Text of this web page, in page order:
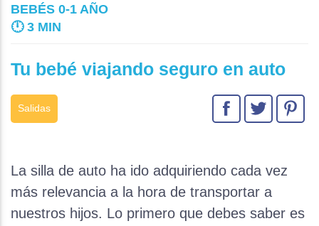
BEBÉS 0-1 AÑO
🕛 3 MIN
Tu bebé viajando seguro en auto
Salidas
La silla de auto ha ido adquiriendo cada vez
más relevancia a la hora de transportar a
nuestros hijos. Lo primero que debes saber es